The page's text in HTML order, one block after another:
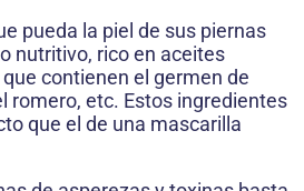
pueda la piel de sus piernas
nutritivo, rico en aceites
contienen el germen de
romero, etc. Estos ingredientes
que el de una mascarilla